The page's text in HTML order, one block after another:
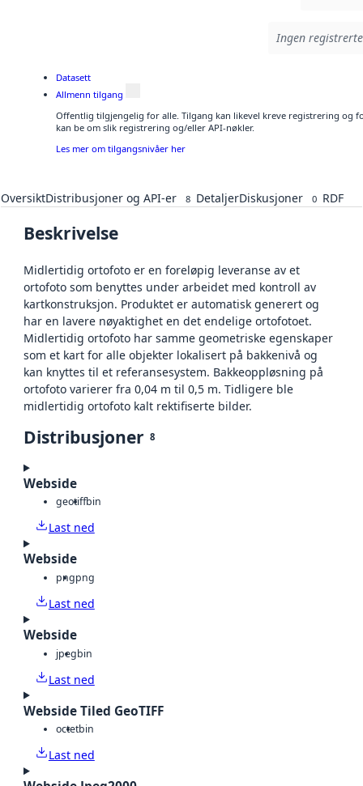
Ingen
Datasett
Allmenn tilgang
Offentlig tilgjengelig for alle. Tilgang kan likevel kreve registrering og
kan be om slik registrering og/eller API-nøkler.
Les mer om tilgangsnivåer her
OversiktDistribusjoner og API-er 8 DetaljerDiskusjoner 0 RDF
Beskrivelse
Midlertidig ortofoto er en foreløpig leveranse av et
ortofoto som benyttes under arbeidet med kontroll av
kartkonstruksjon. Produktet er automatisk generert og
har en lavere nøyaktighet en det endelige ortofotoet.
Midlertidig ortofoto har samme geometriske egenskaper
som et kart for alle objekter lokalisert på bakkenivå og
kan knyttes til et referansesystem. Bakkeoppløsning på
ortofoto varierer fra 0,04 m til 0,5 m. Tidligere ble
midlertidig ortofoto kalt rektifiserte bilder.
Distribusjoner 8
Webside
geotiffbin
Last ned
Webside
pngpng
Last ned
Webside
jpegbin
Last ned
Webside Tiled GeoTIFF
octetbin
Last ned